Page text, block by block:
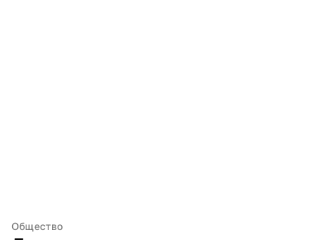
Общество